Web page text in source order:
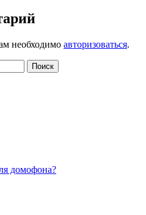
необходимо авторизоваться.
Поиск
домофона?